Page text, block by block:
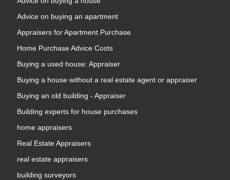
Advice on buying an apartment
Appraisers for Apartment Purchase
Home Purchase Advice Costs
Buying a used house: Appraiser
Buying a house without a real estate agent or appraiser
Buying an old building - Appraiser
Building experts for house purchases
home appraisers
Real Estate Appraisers
real estate appraisers
building surveyors